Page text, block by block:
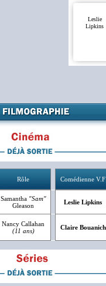
Leslie
Lipkins
Rôle Comédienne V.F
Samantha "Sam"
Gleason
Leslie Lipkins
Nancy Callahan
(11 ans)
Claire Bouanich